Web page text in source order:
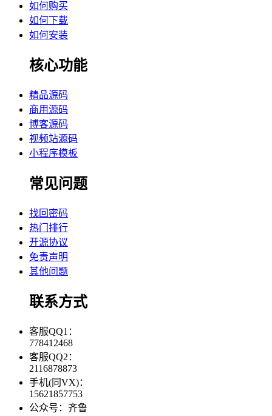
如何购买
如何下载
如何安装
核心功能
精品源码
商用源码
博客源码
视频站源码
小程序模板
常见问题
找回密码
热门排行
开源协议
免责声明
其他问题
联系方式
客服QQ1：
778412468
客服QQ2：
2116878873
手机(同VX)：
15621857753
公众号：齐鲁